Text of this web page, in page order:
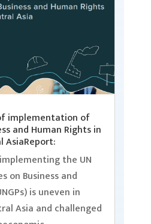
implementation of
and Human Rights in
AsiaReport:
the UN
on Business and
is uneven in
Asia and challenged